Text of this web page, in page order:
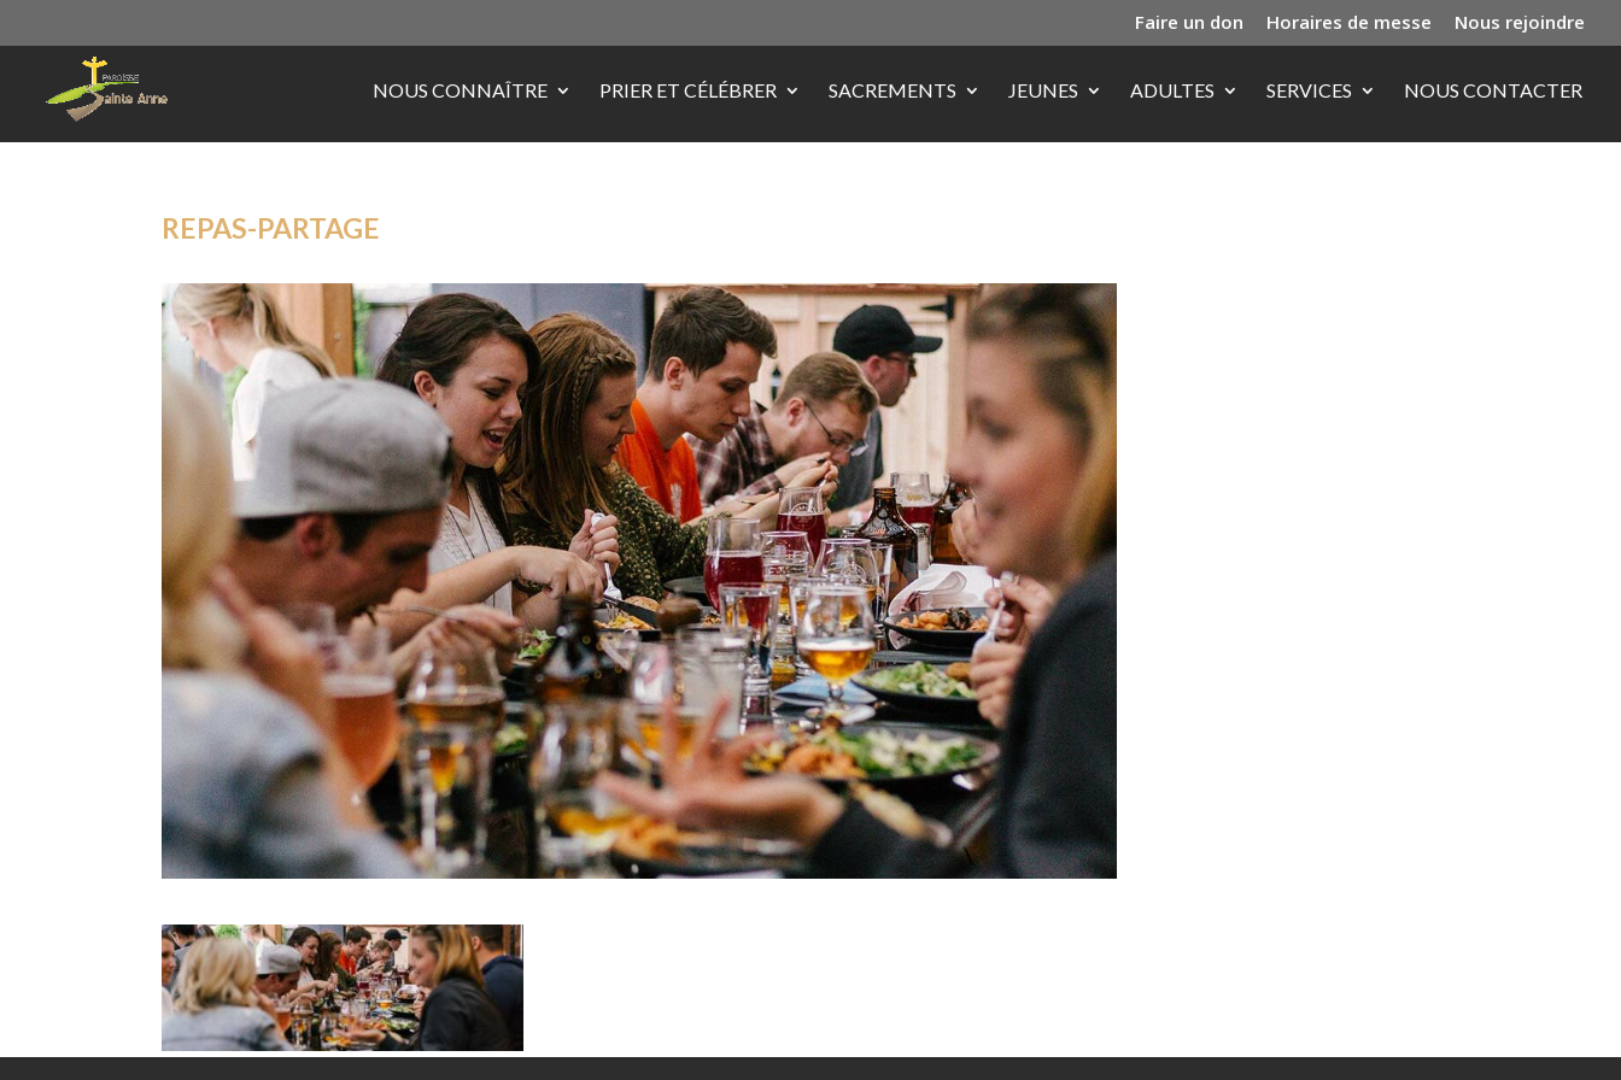
Faire un don Horaires de messe Nous rejoindre
NOUS CONNAÎTRE PRIER ET CÉLÉBRER SACREMENTS JEUNES ADULTES SERVICES NOUS CONTACTER
REPAS-PARTAGE